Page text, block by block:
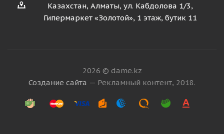
Казахстан, Алматы, ул. Кабдолова 1/3,
Гипермаркет «Золотой», 1 этаж, бутик 11
2026 © dame.kz
Создание сайта — Рекламный контент, 2018.